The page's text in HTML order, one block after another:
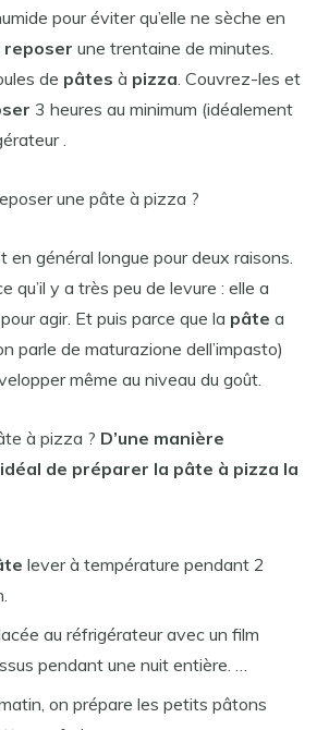
pour éviter qu’elle ne sèche en
reposer une trentaine de minutes.
de pâtes à pizza. Couvrez-les et
3 heures au minimum (idéalement
.
une pâte à pizza ?
en général longue pour deux raisons.
qu’il y a très peu de levure : elle a
agir. Et puis parce que la pâte a
parle de maturazione dell’impasto)
même au niveau du goût.
à pizza ? D’une manière
de préparer la pâte à pizza la
lever à température pendant 2
au réfrigérateur avec un film
pendant une nuit entière. …
on prépare les petits pâtons